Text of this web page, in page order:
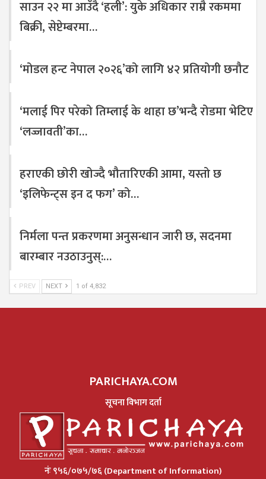
साउन २२ मा आउँदै ‘हली’: युके अधिकार राम्रै रकममा
बिक्री, सेप्टेम्बरमा…
‘मोडल हन्ट नेपाल २०२६’को लागि ४२ प्रतियोगी छनौट
‘मलाई पिर परेको तिम्लाई के थाहा छ’भन्दै रोडमा भेटिए
‘लज्जावती’का…
हराएकी छोरी खोज्दै भौतारिएकी आमा, यस्तो छ
‘इलिफेन्ट्स इन द फग’ को…
निर्मला पन्त प्रकरणमा अनुसन्धान जारी छ, सदनमा
बारम्बार नउठाउनुस्:…
PREV NEXT 1 of 4,832
PARICHAYA.COM
सूचना विभाग दर्ता
नंः ९५६/०७५/७६ (Department of Information)